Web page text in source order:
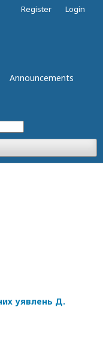
Announcements
Register Login
уявлень Д.